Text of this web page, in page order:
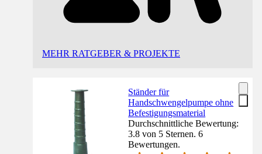
MEHR RATGEBER & PROJEKTE
Ständer für
Handschwengelpumpe ohne
Befestigungsmaterial
Durchschnittliche Bewertung:
3.8 von 5 Sternen. 6
Bewertungen.